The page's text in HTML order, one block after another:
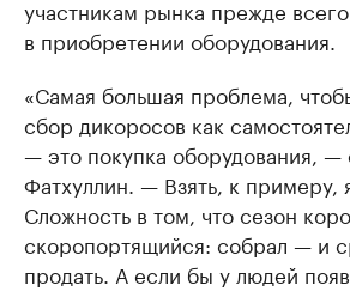
участникам рынка прежде
в приобретении оборудования.
«Самая большая проблема,
сбор дикоросов как
— это покупка оборудования, —
Фатхуллин. — Взять, к примеру,
Сложность в том, что сезон
скоропортящийся: собрал — и
продать. А если бы у людей